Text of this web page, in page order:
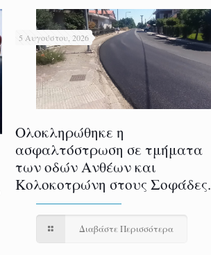
5 Αυγούστου, 2026
Ολοκληρώθηκε η
ασφαλτόστρωση σε τμήματα
των οδών Ανθέων και
Κολοκοτρώνη στους Σοφάδες.
Διαβάστε Περισσότερα